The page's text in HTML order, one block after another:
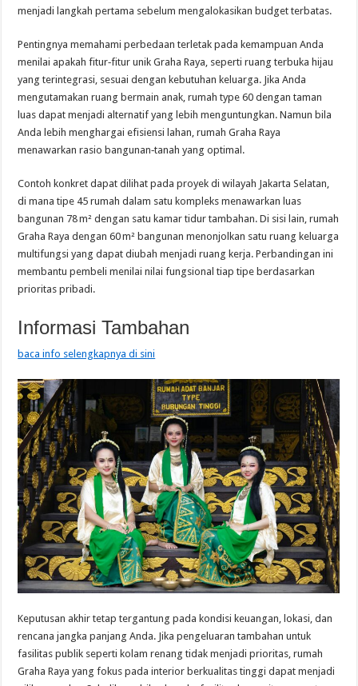
menjadi langkah pertama sebelum mengalokasikan budget terbatas.
Pentingnya memahami perbedaan terletak pada kemampuan Anda
menilai apakah fitur‑fitur unik Graha Raya, seperti ruang terbuka hijau
yang terintegrasi, sesuai dengan kebutuhan keluarga. Jika Anda
mengutamakan ruang bermain anak, rumah type 60 dengan taman
luas dapat menjadi alternatif yang lebih menguntungkan. Namun bila
Anda lebih menghargai efisiensi lahan, rumah Graha Raya
menawarkan rasio bangunan‑tanah yang optimal.
Contoh konkret dapat dilihat pada proyek di wilayah Jakarta Selatan,
di mana tipe 45 rumah dalam satu kompleks menawarkan luas
bangunan 78 m² dengan satu kamar tidur tambahan. Di sisi lain, rumah
Graha Raya dengan 60 m² bangunan menonjolkan satu ruang keluarga
multifungsi yang dapat diubah menjadi ruang kerja. Perbandingan ini
membantu pembeli menilai nilai fungsional tiap tipe berdasarkan
prioritas pribadi.
Informasi Tambahan
baca info selengkapnya di sini
Keputusan akhir tetap tergantung pada kondisi keuangan, lokasi, dan
rencana jangka panjang Anda. Jika pengeluaran tambahan untuk
fasilitas publik seperti kolam renang tidak menjadi prioritas, rumah
Graha Raya yang fokus pada interior berkualitas tinggi dapat menjadi